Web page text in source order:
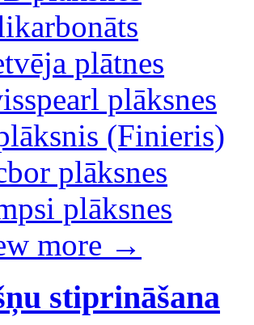
plātnes
plāksnes
(Finieris)
plāksnes
plāksnes
more →
stiprināšana